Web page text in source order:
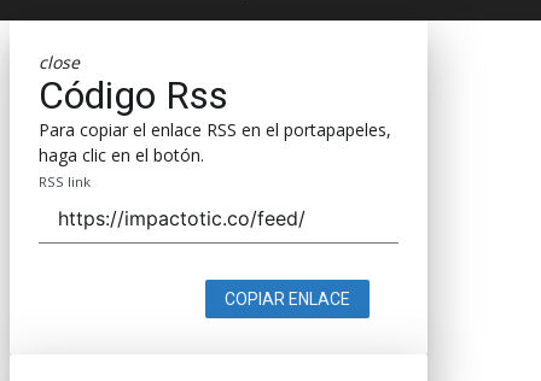
close
Código Rss
Para copiar el enlace RSS en el portapapeles,
haga clic en el botón.
RSS link
COPIAR ENLACE